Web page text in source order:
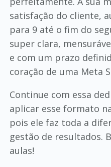
satisfação do cliente,
para 9 até o fim do
super clara,
e com um prazo
coração de uma Meta
Continue com essa
aplicar esse formato
pois ele faz toda a
gestão de resultados.
aulas!